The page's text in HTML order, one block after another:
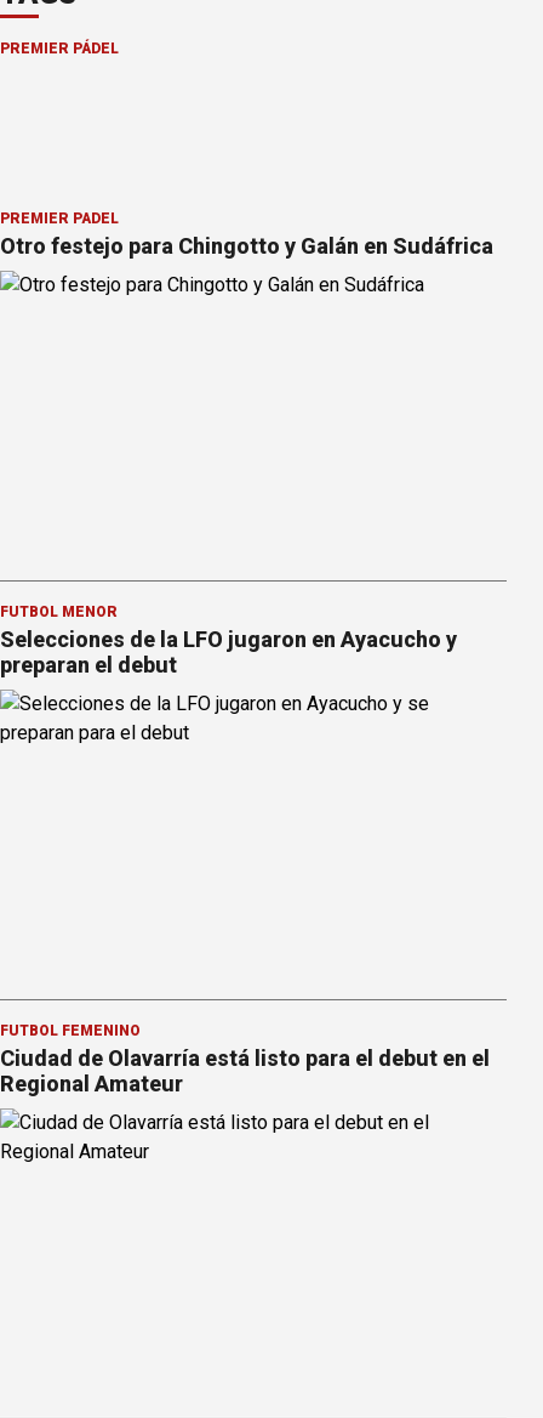
PREMIER PÁDEL
PREMIER PÁDEL
Otro festejo para Chingotto y Galán en Sudáfrica
FÚTBOL MENOR
Selecciones de la LFO jugaron en Ayacucho y
preparan el debut
FÚTBOL FEMENINO
Ciudad de Olavarría está listo para el debut en el
Regional Amateur